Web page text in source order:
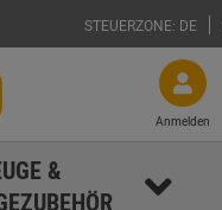
STEUERZONE: DE
Anmelden
&